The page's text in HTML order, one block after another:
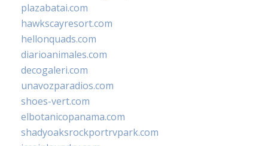
plazabatai.com
hawkscayresort.com
hellonquads.com
diarioanimales.com
decogaleri.com
unavozparadios.com
shoes-vert.com
elbotanicopanama.com
shadyoaksrockportrvpark.com